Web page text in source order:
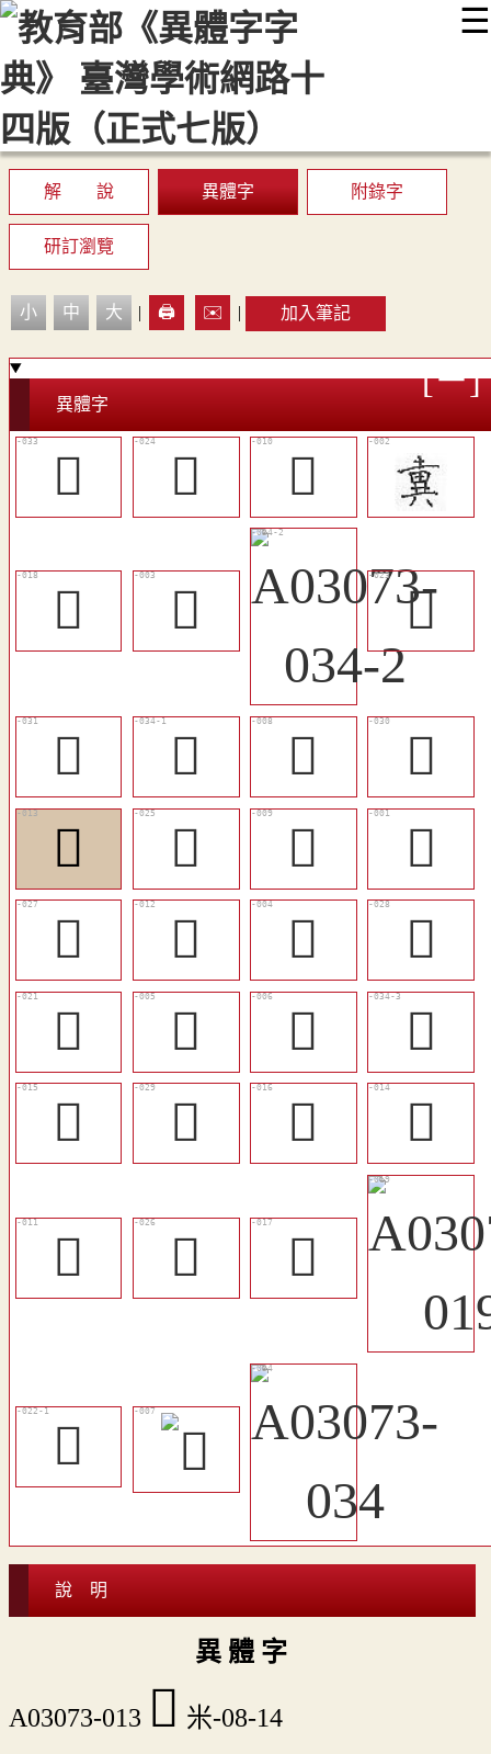
☰
::: 最新消息 常見問題 編輯說明
顯示模式
網站導覽
解 說 異體字 附錄字
研訂瀏覽
小 中 大 | 🖨️ ✉️ | 加入筆記
異體字
󴗙 󴗑 󴗆
󴗎 𤲲 󴗐
󴗘 󴗚 󴗄
󴗗
󴗉
󴗒 󴗅
𥻔
󴗔
󴗈 𥻎
󴗕
󴗏
𥼇 𥼈
𥻰
󴗋
󴗖 󴗌 󴗊
󴗇 󴗓 󴗍
𨤚
說 明
異 體 字
A03073-013 󴗉 米-08-14